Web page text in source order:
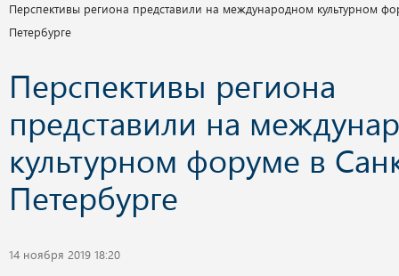
Перспективы региона представили на международном культурном
Петербурге
Перспективы региона
представили на
культурном форуме в
Петербурге
14 ноября 2019 18:20